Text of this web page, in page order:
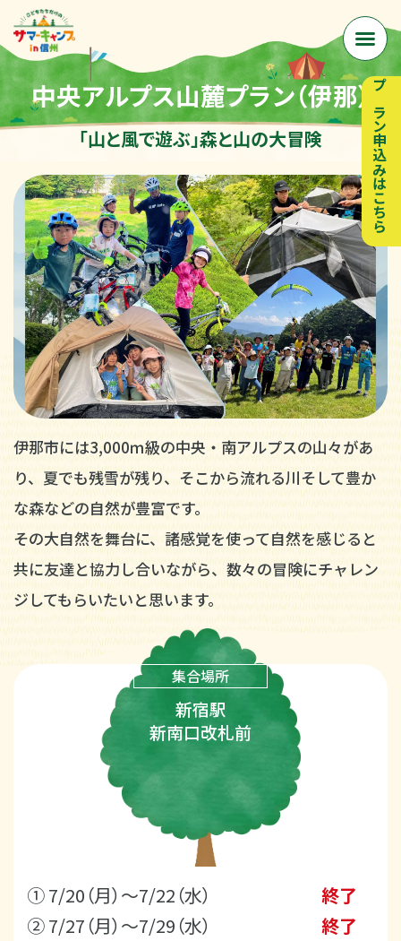
中央アルプス山麓プラン（伊那） プラン申込みはこちら
「山と風で遊ぶ」森と山の大冒険
伊那市には3,000ｍ級の中央・南アルプスの山々があ
り、夏でも残雪が残り、そこから流れる川そして豊か
な森などの自然が豊富です。
その大自然を舞台に、諸感覚を使って自然を感じると
共に友達と協力し合いながら、数々の冒険にチャレン
ジしてもらいたいと思います。
集合場所
新宿駅
新南口改札前
① 7/20（月）～7/22（水）
終了
② 7/27（月）～7/29（水）
終了